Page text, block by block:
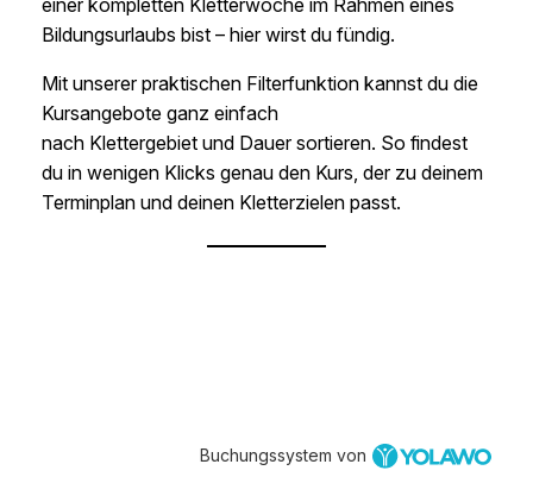
Bildungsurlaubs bist – hier wirst du fündig.
Mit unserer praktischen Filterfunktion kannst du die
Kursangebote ganz einfach
nach Klettergebiet und Dauer sortieren. So findest
du in wenigen Klicks genau den Kurs, der zu deinem
Terminplan und deinen Kletterzielen passt.
Buchungssystem von